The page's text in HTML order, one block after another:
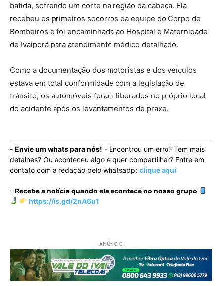
batida, sofrendo um corte na região da cabeça. Ela
recebeu os primeiros socorros da equipe do Corpo de
Bombeiros e foi encaminhada ao Hospital e Maternidade
de Ivaiporã para atendimento médico detalhado.
Como a documentação dos motoristas e dos veículos
estava em total conformidade com a legislação de
trânsito, os automóveis foram liberados no próprio local
do acidente após os levantamentos de praxe.
- Envie um whats para nós! - Encontrou um erro? Tem mais
detalhes? Ou aconteceu algo e quer compartilhar? Entre em
contato com a redação pelo whatsapp: clique aqui
- Receba a notícia quando ela acontece no nosso grupo
https://is.gd/2nA6u1
- ANÚNCIO -